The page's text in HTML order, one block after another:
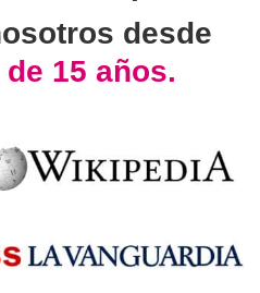
desde
15 años.